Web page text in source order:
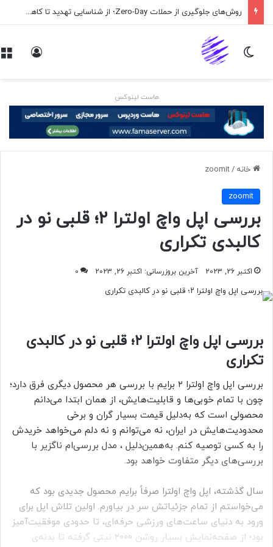
روش‌های جلوگیری از حملات Zero-Day؛ از شناسایی تهدید تا کاهش ریسک
تغییر پوسته
هاست لینوکس
خانه /
zoomit
zoomit
بررسی اپل واچ اولترا ۲؛ قلبی نو در
کالبدی تکراری
اکتبر 26, 2023 آخرین بروزرسانی: اکتبر 26, 2023 0
بررسی اپل واچ اولترا ۲؛ قلبی نو در کالبدی
تکراری
بررسی اپل واچ اولترا ۲ برایم با بررسی هر محصول دیگری فرق دارد؛
چون با تمام خوبی‌ها و قابلیت‌هایش، از همان ابتدا می‌دانم
محصولی است که به‌‌دلیل قیمت بسیار گران و برخی
محدودیت‌هایش در ایران، نه می‌توانم و نه دلم می‌خواهد خریدش
را به کسی توصیه کنم. به‌همین‌دلیل ، مدل بررسی‌ام ناگزیر با
بررسی‌های دیگر متفاوت خواهد بود.
سال گذشته، اپل واچ اولترا صرفاً برایم محصول جدیدی بود که
می‌خواستم از تمام جزئیاتش سر در بیاورم. اولین تلاش اپل برای
ورود به دنیای ساعت‌های ورزشی حرفه‌ای، تا حدودی موفقیت‌آمیز
بود؛ از صفحه‌نمایش بسیار روشن ۲۰۰۰ نیتی گرفته تا بدنه‌ی